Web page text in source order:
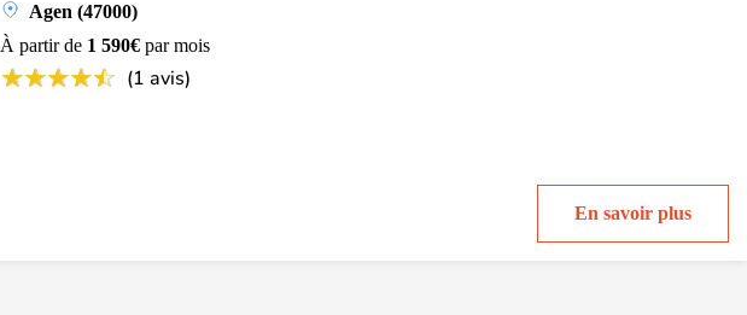
Agen (47000)
À partir de 1 590€ par mois
(1 avis)
En savoir plus